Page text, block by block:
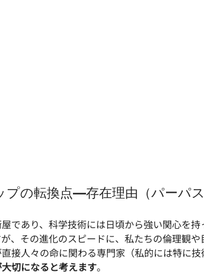
プの転換点—存在理由（パーパ
であり、科学技術には日頃から強い関心を
、その進化のスピードに、私たちの倫理観
接人々の命に関わる専門家（私的には特に技
切になると考えます。